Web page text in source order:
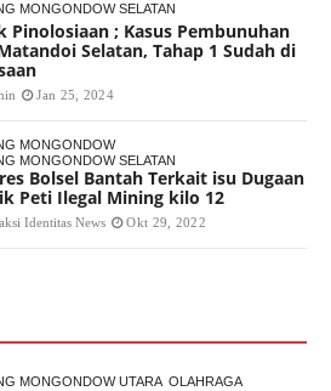
MONGONDOW SELATAN
Pinolosiaan ; Kasus Pembunuhan
Selatan, Tahap 1 Sudah di
Jan 25, 2024
MONGONDOW
MONGONDOW SELATAN
Bolsel Bantah Terkait isu Dugaan
Peti Ilegal Mining kilo 12
Identitas News Okt 29, 2022
MONGONDOW UTARA OLAHRAGA